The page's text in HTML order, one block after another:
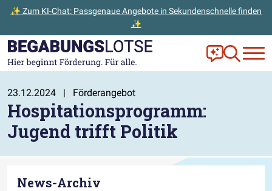
✨ Zum KI-Chat: Passgenaue Angebote in Sekundenschnelle finden
✨
Zum Hauptinhalt der Seite springen
Zur Startseite gehen Frag Ella!
Zur
23.12.2024 | Förderangebot
Hospitationsprogramm:
Jugend trifft Politik
News-Archiv